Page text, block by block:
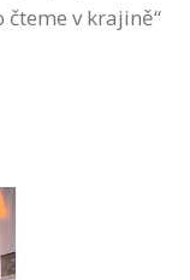
čteme v krajině“